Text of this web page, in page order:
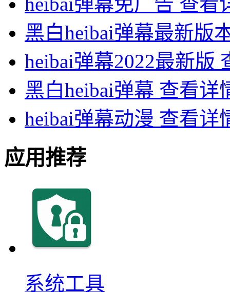
黑白heibai弹幕最新版
heibai弹幕2022最新版
黑白heibai弹幕 查看详
heibai弹幕动漫 查看详
应用推荐
系统工具